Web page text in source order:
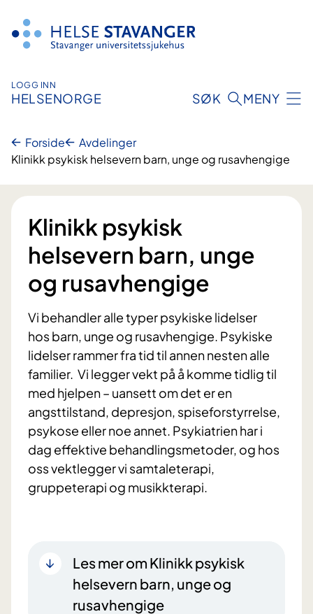
innhold
LOGG INN
HELSENORGE SØK MENY
Forside
Avdelinger
Klinikk psykisk helsevern barn, unge og rusavhengige
Klinikk psykisk
helsevern barn, unge
og rusavhengige
Vi behandler alle typer psykiske lidelser
hos barn, unge og rusavhengige. Psykiske
lidelser rammer fra tid til annen nesten alle
familier. Vi legger vekt på å komme tidlig til
med hjelpen – uansett om det er en
angsttilstand, depresjon, spiseforstyrrelse,
psykose eller noe annet. Psykiatrien har i
dag effektive behandlingsmetoder, og hos
oss vektlegger vi samtaleterapi,
gruppeterapi og musikkterapi.
Les mer om Klinikk psykisk
helsevern barn, unge og
rusavhengige